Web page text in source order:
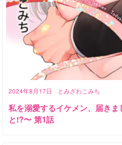
2024年8月17日 とみざわこみち
私を溺愛するイケメン、届き
と!?〜 第1話